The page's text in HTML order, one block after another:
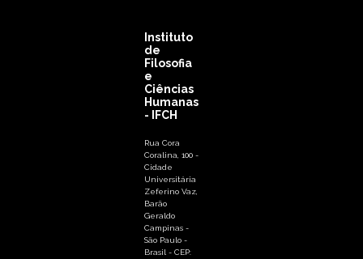
Instituto
de
Filosofia
e
Ciências
Humanas
- IFCH
Rua Cora
Coralina, 100 -
Cidade
Universitária
Zeferino Vaz,
Barão
Geraldo
Campinas -
São Paulo -
Brasil - CEP: